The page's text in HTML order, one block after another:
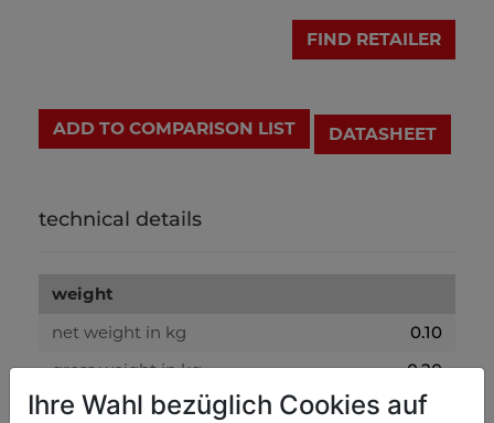
FIND RETAILER
ADD TO COMPARISON LIST DATASHEET
technical details
weight
net weight in kg
0.10
gross weight in kg
0.20
Ihre Wahl bezüglich Cookies auf